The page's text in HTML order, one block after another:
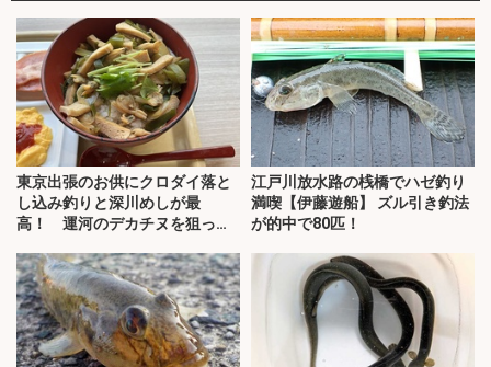
東京出張のお供にクロダイ落と
し込み釣りと深川めしが最
高！ 運河のデカチヌを狙って
江戸川放水路の桟橋でハゼ釣り
満喫【伊藤遊船】 ズル引き釣法
が的中で80匹！